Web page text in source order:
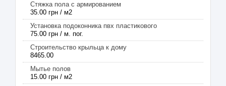
Стяжка пола с армированием
35.00 грн / м2
Установка подоконника пвх пластикового
75.00 грн / м. пог.
Строительство крыльца к дому
8465.00
Мытье полов
15.00 грн / м2